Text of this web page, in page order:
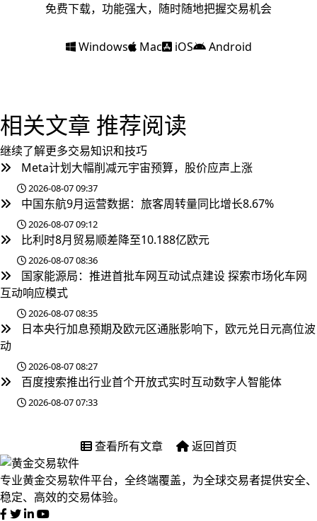
免费下载，功能强大，随时随地把握交易机会
Windows Mac iOS Android
相关文章 推荐阅读
继续了解更多交易知识和技巧
Meta计划大幅削减元宇宙预算，股价应声上涨
2026-08-07 09:37
中国东航9月运营数据：旅客周转量同比增长8.67%
2026-08-07 09:12
比利时8月贸易顺差降至10.188亿欧元
2026-08-07 08:36
国家能源局：推进首批车网互动试点建设 探索市场化车网
互动响应模式
2026-08-07 08:35
日本央行加息预期及欧元区通胀影响下，欧元兑日元高位波
动
2026-08-07 08:27
百度搜索推出行业首个开放式实时互动数字人智能体
2026-08-07 07:33
查看所有文章 返回首页
专业黄金交易软件平台，全终端覆盖，为全球交易者提供安全、
稳定、高效的交易体验。